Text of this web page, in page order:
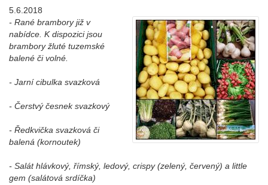
5.6.2018
- Rané brambory již v
nabídce. K dispozici jsou
brambory žluté tuzemské
balené či volné.
- Jarní cibulka svazková
- Čerstvý česnek svazkový
- Ředkvička svazková či
balená (kornoutek)
- Salát hlávkový, římský, ledový, crispy (zelený, červený) a little
gem (salátová srdíčka)